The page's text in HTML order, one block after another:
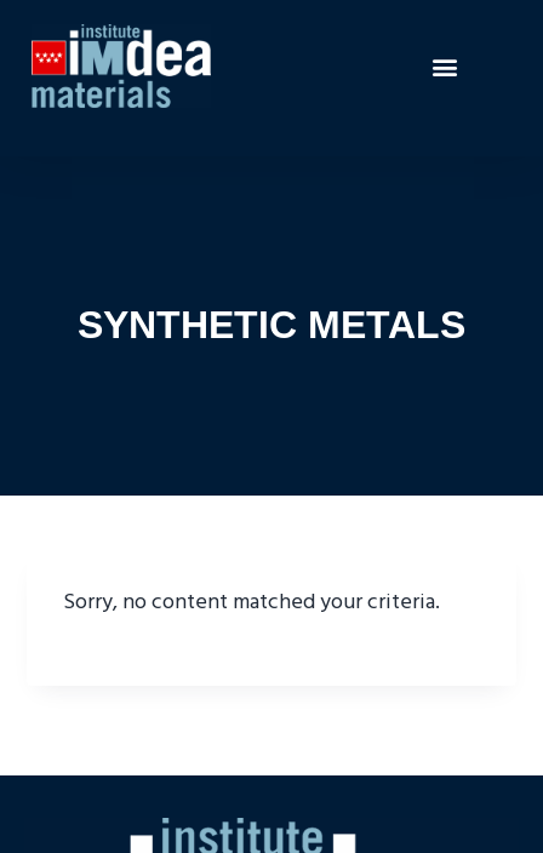
SYNTHETIC METALS
Sorry, no content matched your criteria.